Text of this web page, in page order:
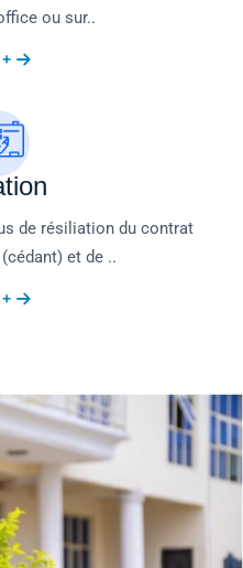
ou sur..
de résiliation du contrat
et de ..